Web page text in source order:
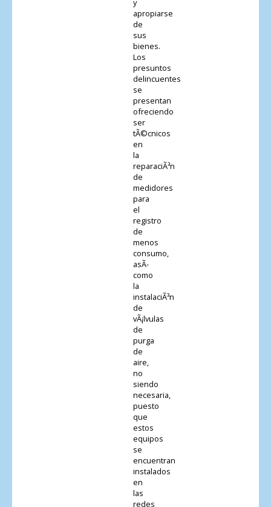
y
apropiarse
de
sus
bienes.
Los
presuntos
delincuentes
se
presentan
ofreciendo
ser
tÃ©cnicos
en
la
reparaciÃ³n
de
medidores
para
el
registro
de
menos
consumo,
asÃ­
como
la
instalaciÃ³n
de
vÃ¡lvulas
de
purga
de
aire,
no
siendo
necesaria,
puesto
que
estos
equipos
se
encuentran
instalados
en
las
redes